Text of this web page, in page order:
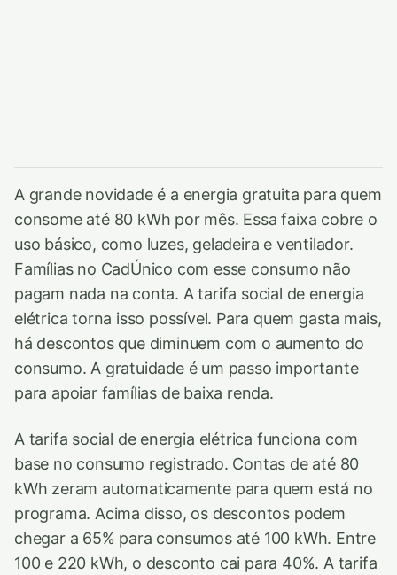
A grande novidade é a energia gratuita para quem
consome até 80 kWh por mês. Essa faixa cobre o
uso básico, como luzes, geladeira e ventilador.
Famílias no CadÚnico com esse consumo não
pagam nada na conta. A tarifa social de energia
elétrica torna isso possível. Para quem gasta mais,
há descontos que diminuem com o aumento do
consumo. A gratuidade é um passo importante
para apoiar famílias de baixa renda.
A tarifa social de energia elétrica funciona com
base no consumo registrado. Contas de até 80
kWh zeram automaticamente para quem está no
programa. Acima disso, os descontos podem
chegar a 65% para consumos até 100 kWh. Entre
100 e 220 kWh, o desconto cai para 40%. A tarifa